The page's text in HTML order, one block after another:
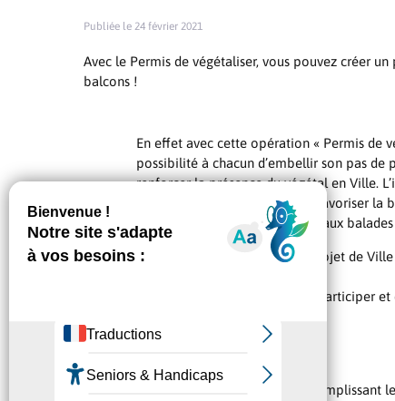
Publiée le 24 février 2021
Avec le Permis de végétaliser, vous pouvez créer
balcons !
En effet avec cette opération « Permis de
possibilité à chacun d’embellir son pas
renforcer la présence du végétal en Ville.
coup de pouce à la nature, de favoriser la
cheminements fleuris propices aux
Cette action s’inscrit dans un projet de
Un projet auquel chacun peut participer et
2 – Choisissez vos fleurs
3 – Présentez votre projet en remplissant